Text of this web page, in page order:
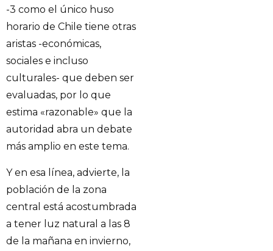
-3 como el único huso
horario de Chile tiene otras
aristas -económicas,
sociales e incluso
culturales- que deben ser
evaluadas, por lo que
estima «razonable» que la
autoridad abra un debate
más amplio en este tema.
Y en esa línea, advierte, la
población de la zona
central está acostumbrada
a tener luz natural a las 8
de la mañana en invierno,